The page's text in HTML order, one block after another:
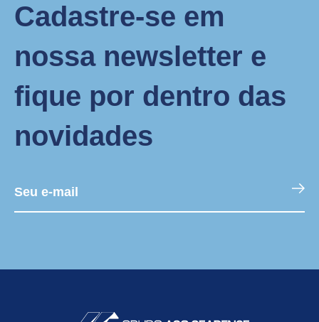
Cadastre-se em
nossa newsletter e
fique por dentro das
novidades